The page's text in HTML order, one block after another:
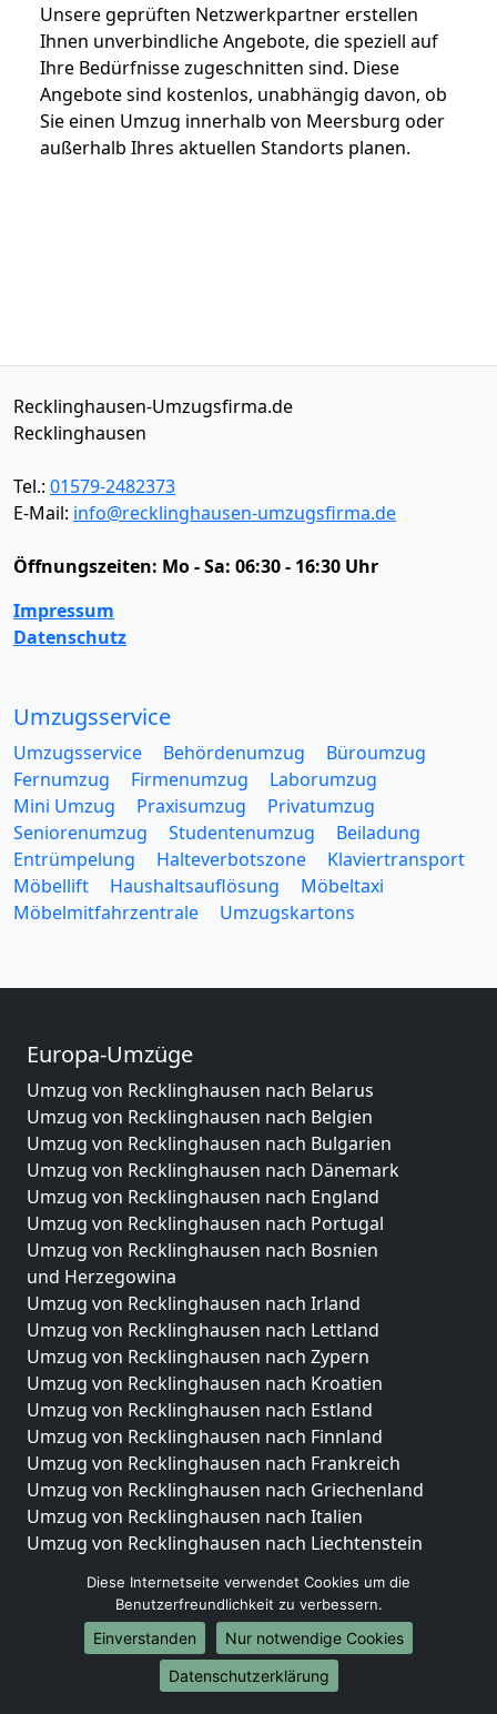
Unsere geprüften Netzwerkpartner erstellen
Ihnen unverbindliche Angebote, die speziell auf
Ihre Bedürfnisse zugeschnitten sind. Diese
Angebote sind kostenlos, unabhängig davon, ob
Sie einen Umzug innerhalb von Meersburg oder
außerhalb Ihres aktuellen Standorts planen.
Recklinghausen-Umzugsfirma.de
Recklinghausen
Tel.: 01579-2482373
E-Mail: info@recklinghausen-umzugsfirma.de
Öffnungszeiten: Mo - Sa: 06:30 - 16:30 Uhr
Impressum
Datenschutz
Umzugsservice
Umzugsservice Behördenumzug
Büroumzug
Fernumzug
Firmenumzug
Laborumzug
Mini Umzug
Praxisumzug
Privatumzug
Seniorenumzug
Studentenumzug
Beiladung
Entrümpelung
Halteverbotszone
Klaviertransport
Möbellift
Haushaltsauflösung
Möbeltaxi
Möbelmitfahrzentrale
Umzugskartons
Europa-Umzüge
Umzug von Recklinghausen nach Belarus
Umzug von Recklinghausen nach Belgien
Umzug von Recklinghausen nach Bulgarien
Umzug von Recklinghausen nach Dänemark
Umzug von Recklinghausen nach England
Umzug von Recklinghausen nach Portugal
Umzug von Recklinghausen nach Bosnien
und Herzegowina
Umzug von Recklinghausen nach Irland
Umzug von Recklinghausen nach Lettland
Umzug von Recklinghausen nach Zypern
Umzug von Recklinghausen nach Kroatien
Umzug von Recklinghausen nach Estland
Umzug von Recklinghausen nach Finnland
Umzug von Recklinghausen nach Frankreich
Umzug von Recklinghausen nach Griechenland
Umzug von Recklinghausen nach Italien
Umzug von Recklinghausen nach Liechtenstein
Umzug von Recklinghausen nach Niederlande
Umzug von Recklinghausen nach Norwegen
Umzüge-Deutschlandweit
Diese Internetseite verwendet Cookies um die
Benutzerfreundlichkeit zu verbessern.
Einverstanden
Nur notwendige Cookies
Datenschutzerklärung